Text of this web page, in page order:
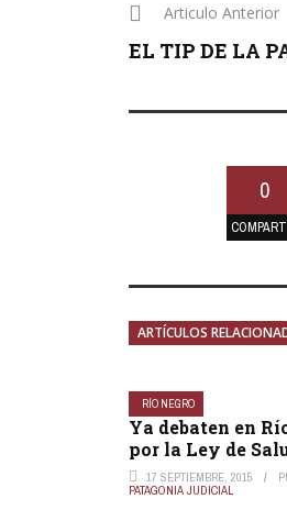
Articulo Anterior
EL TIP DE LA
0
ARTÍCULOS
RÍO NEGRO
Ya debaten en
por la Ley de
17 SEPTIEMBRE, 2015
PATAGONIA JUDICIAL